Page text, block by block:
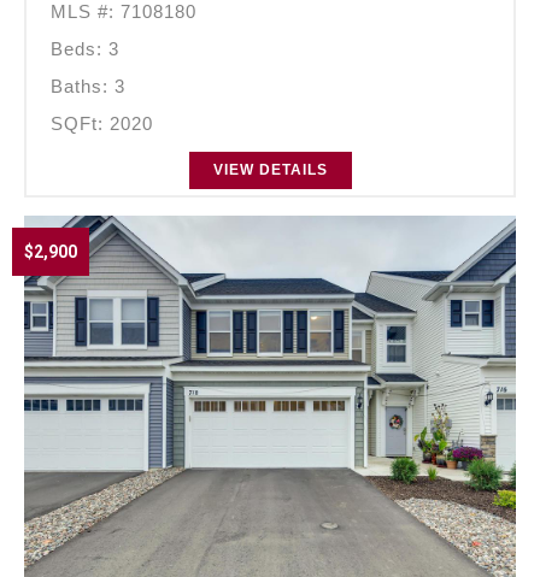
MLS #: 7108180
Beds: 3
Baths: 3
SQFt: 2020
VIEW DETAILS
$2,900